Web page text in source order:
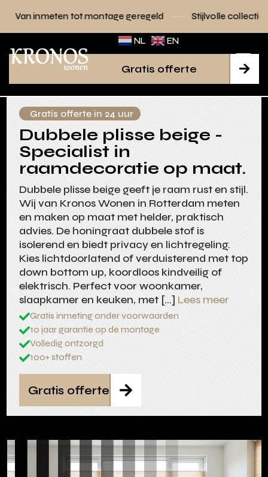
montage geregeld Stijlvolle collecties voor elk
NL EN

Gratis offerte
Gratis offerte in 24 uur
Dubbele plisse beige -
Specialist in
raamdecoratie op maat.
Dubbele plisse beige geeft je raam rust en stijl.
Wij van Kronos Wonen in Rotterdam meten
en maken op maat met helder, praktisch
advies. De honingraat dubbele stof is
isolerend en biedt privacy en lichtregeling.
Kies lichtdoorlatend of verduisterend met top
down bottom up, koordloos kindveilig of
elektrisch. Perfect voor woonkamer,
slaapkamer en keuken, met […] Lees meer
Gratis inmeting onder voorwaarden
10 jaar garantie op de montage
Volledig ontzorgd
100+ stoffen

Gratis offerte